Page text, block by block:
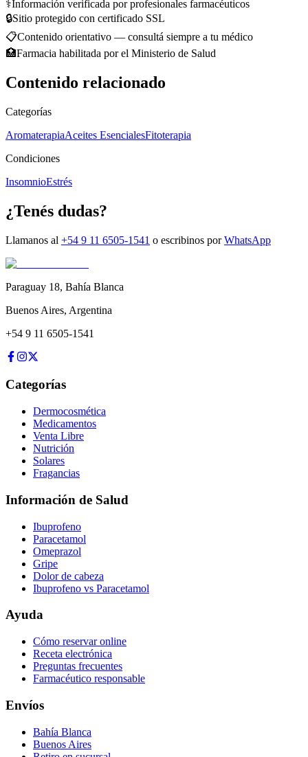
⚕️Información verificada por profesionales farmacéuticos
🔒Sitio protegido con certificado SSL
📋Contenido orientativo — consultá siempre a tu médico
🏥Farmacia habilitada por el Ministerio de Salud
Contenido relacionado
Categorías
AromaterapiaAceites EsencialesFitoterapia
Condiciones
InsomnioEstrés
¿Tenés dudas?
Llamanos al +54 9 11 6505-1541 o escribinos por WhatsApp
Paraguay 18, Bahía Blanca
Buenos Aires, Argentina
+54 9 11 6505-1541
Categorías
Dermocosmética
Medicamentos
Venta Libre
Nutrición
Solares
Fragancias
Información de Salud
Ibuprofeno
Paracetamol
Omeprazol
Gripe
Dolor de cabeza
Ibuprofeno vs Paracetamol
Ayuda
Cómo reservar online
Receta electrónica
Preguntas frecuentes
Farmacéutico responsable
Envíos
Bahía Blanca
Buenos Aires